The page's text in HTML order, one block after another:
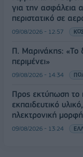
για την ασφάλεια
περιστατικό σε
09/08/2026 - 12:57
Π. Μαρινάκης: «Το
περιμένει»
09/08/2026 - 14:34
Προς εκτύπωση το
εκπαιδευτικό
ηλεκτρονική
09/08/2026 - 13:24